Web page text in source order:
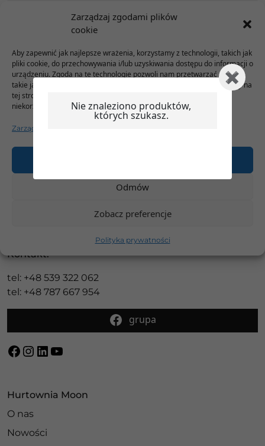
Zarządzaj zgodami plików
cookie
Aby zapewnić jak najlepsze wrażenia, korzystamy z technologii, takich jak
pliki cookie, do przechowywania i/lub uzyskiwania dostępu do informacji o
urządzeniu. Zgoda na te technologie pozwoli nam przetwarzać dane,
takie jak zachowanie podczas przeglądania lub unikalne identyfikatory na
tej stronie. Brak wyrażenia zgody lub wycofanie zgody może
niekorzystnie wpłynąć na niektóre cechy i funkcje.
Zarządzaj serwisami
Odmów
Zobacz preferencje
Polityka prywatności
Moon
ZAPISUJĘ SIĘ!
ul. Nadrzeczna 16 GD1 box B21A
Kontakt:
tel: +48 539 322 062
tel: +48 787 667 954
grupa
Facebook
Instagram
LinkedIn
YouTube
Hurtownia Moon
O nas
Nowości
Nie znaleziono produktów,
których szukasz.